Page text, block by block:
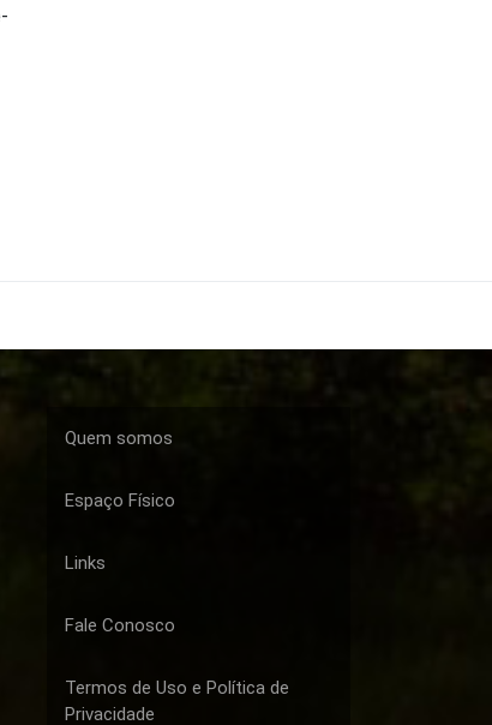
Quem somos
Espaço Físico
Links
Fale Conosco
Termos de Uso e Política de
Privacidade